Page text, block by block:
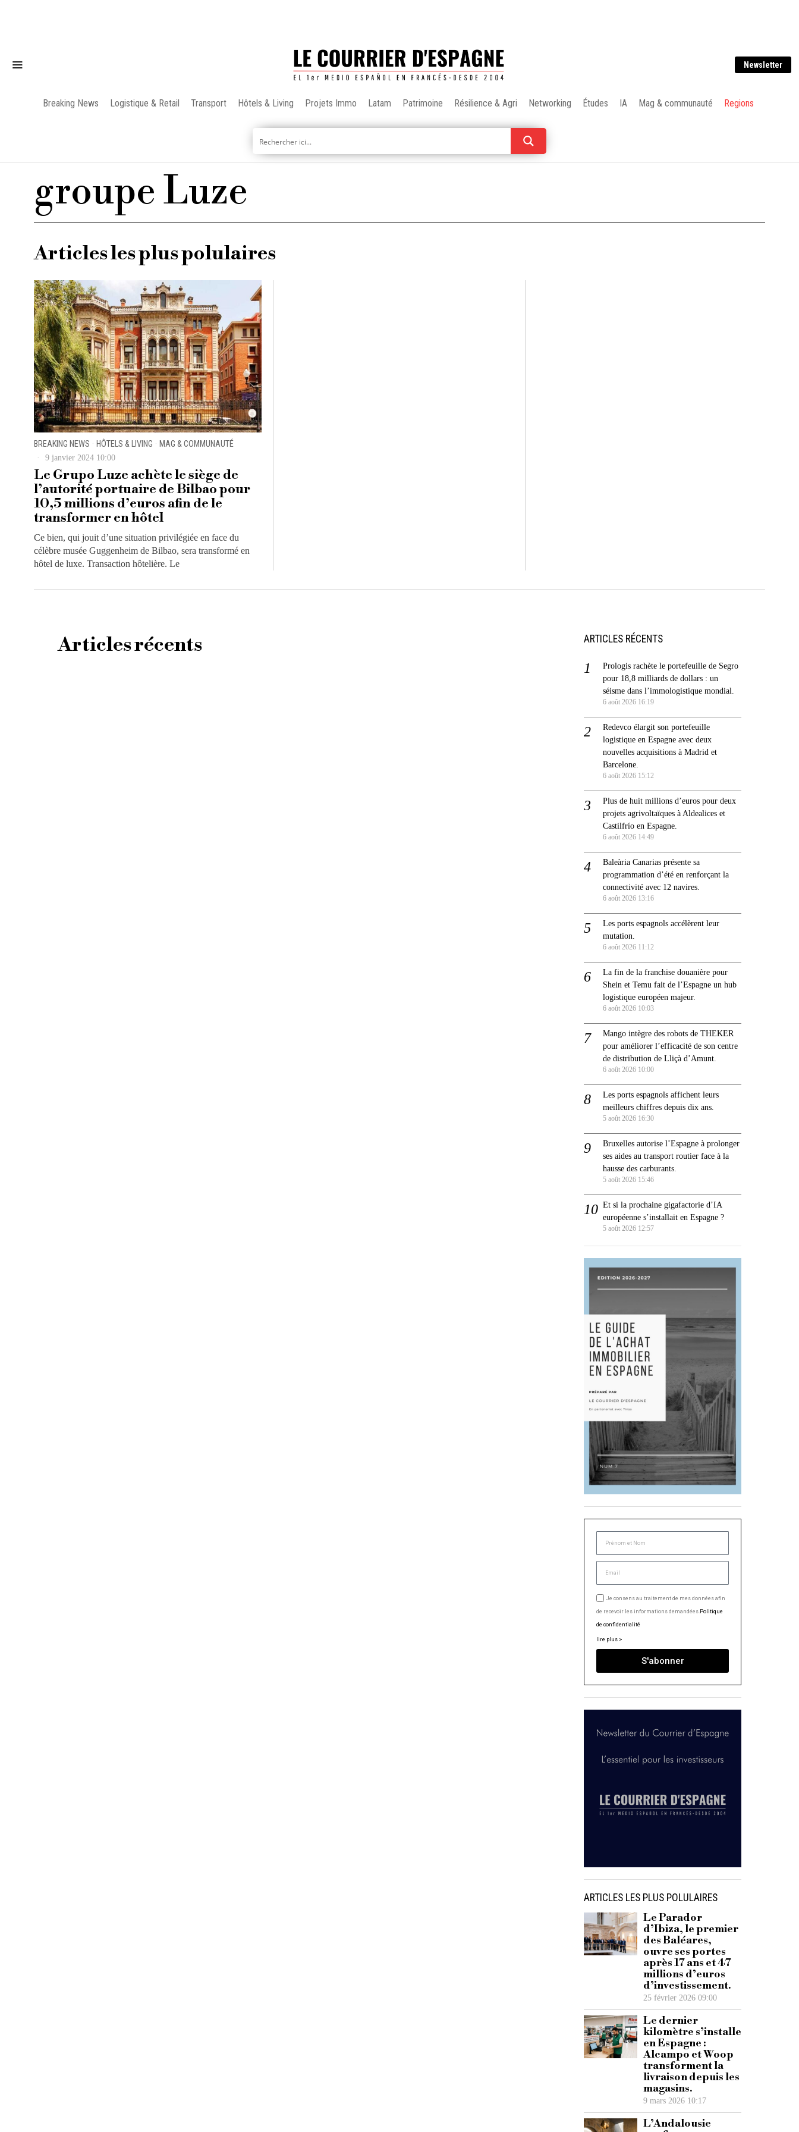
Newsletter
Breaking News Logistique & Retail Transport Hôtels & Living Projets Immo Latam Patrimoine Résilience & Agri Networking Études IA Mag & communauté Regions
groupe Luze
Articles les plus polulaires
BREAKING NEWS · HÔTELS & LIVING · MAG & COMMUNAUTÉ
9 janvier 2024 10:00
Le Grupo Luze achète le siège de
l’autorité portuaire de Bilbao pour
10,5 millions d’euros afin de le
transformer en hôtel
Ce bien, qui jouit d’une situation privilégiée en face du
célèbre musée Guggenheim de Bilbao, sera transformé en
hôtel de luxe. Transaction hôtelière. Le
Articles récents ARTICLES RÉCENTS
Prologis rachète le portefeuille de Segro
pour 18,8 milliards de dollars : un
séisme dans l’immologistique mondial.
6 août 2026 16:19
Redevco élargit son portefeuille
logistique en Espagne avec deux
nouvelles acquisitions à Madrid et
Barcelone.
6 août 2026 15:12
Plus de huit millions d’euros pour deux
projets agrivoltaïques à Aldealices et
Castilfrío en Espagne.
6 août 2026 14:49
Baleària Canarias présente sa
programmation d’été en renforçant la
connectivité avec 12 navires.
6 août 2026 13:16
Les ports espagnols accélèrent leur
mutation.
6 août 2026 11:12
La fin de la franchise douanière pour
Shein et Temu fait de l’Espagne un hub
logistique européen majeur.
6 août 2026 10:03
Mango intègre des robots de THEKER
pour améliorer l’efficacité de son centre
de distribution de Lliçà d’Amunt.
6 août 2026 10:00
Les ports espagnols affichent leurs
meilleurs chiffres depuis dix ans.
5 août 2026 16:30
Bruxelles autorise l’Espagne à prolonger
ses aides au transport routier face à la
hausse des carburants.
5 août 2026 15:46
Et si la prochaine gigafactorie d’IA
européenne s’installait en Espagne ?
5 août 2026 12:57
Je consens au traitement de mes données afin
de recevoir les informations demandées.Politique
de confidentialité
lire plus >
S'abonner
ARTICLES LES PLUS POLULAIRES
Le Parador
d’Ibiza, le premier
des Baléares,
ouvre ses portes
après 17 ans et 47
millions d’euros
d’investissement.
25 février 2026 09:00
Le dernier
kilomètre s’installe
en Espagne :
Alcampo et Woop
transforment la
livraison depuis les
magasins.
9 mars 2026 10:17
L’Andalousie